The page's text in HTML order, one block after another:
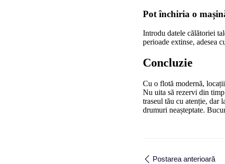
Pot închiria o
Introdu datele călătoriei
perioade extinse, adesea
Concluzie
Cu o flotă modernă,
Nu uita să rezervi din
traseul tău cu atenție, dar
drumuri neașteptate.
Postarea anterioară